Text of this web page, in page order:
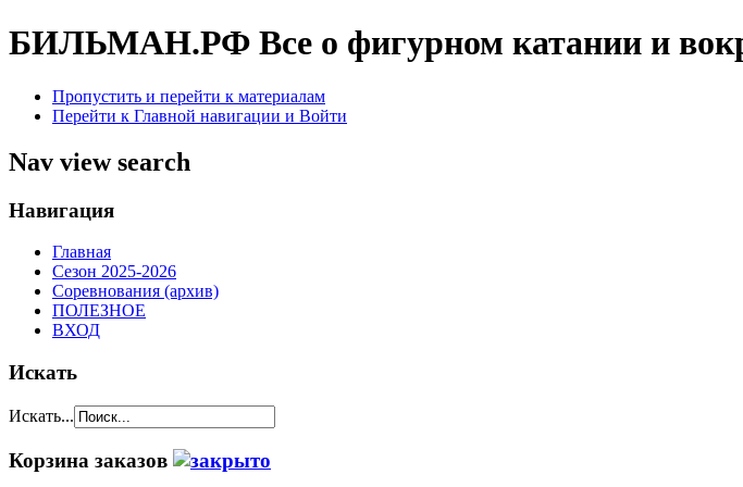
БИЛЬМАН.РФ Все о фигурном катании и
Пропустить и перейти к материалам
Перейти к Главной навигации и Войти
Nav view search
Навигация
Главная
Сезон 2025-2026
Соревнования (архив)
ПОЛЕЗНОЕ
ВХОД
Искать
Искать...
Корзина заказов